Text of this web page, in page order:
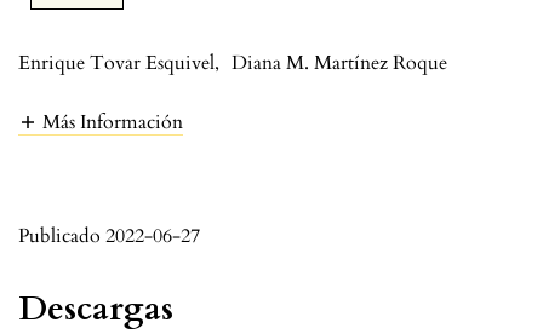
Enrique Tovar Esquivel, Diana M. Martínez Roque
Más Información
Publicado 2022-06-27
Descargas